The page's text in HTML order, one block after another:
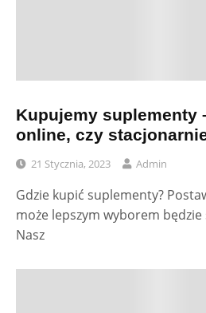
Kupujemy suplementy
online, czy
21 Stycznia, 2023 Admin
Gdzie kupić suplementy?
może lepszym wyborem
Nasz